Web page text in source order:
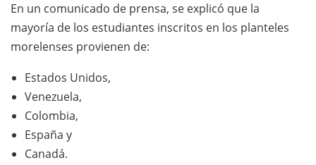
En un comunicado de prensa, se explicó que la
mayoría de los estudiantes inscritos en los planteles
morelenses provienen de:
Estados Unidos,
Venezuela,
Colombia,
España y
Canadá.